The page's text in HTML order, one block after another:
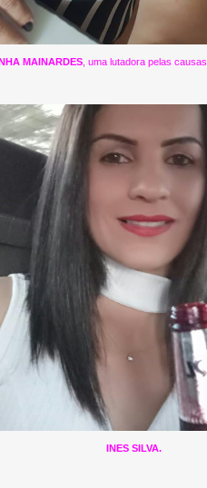
MAINARDES , uma lutadora pelas
INES SILVA.